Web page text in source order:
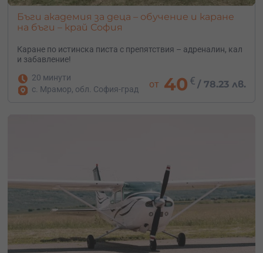
Бъги академия за деца – обучение и каране
на бъги – край София
Каране по истинска писта с препятствия – адреналин, кал
и забавление!
20 минути
с. Мрамор, обл. София-град
от 40 € /78.23 лв.